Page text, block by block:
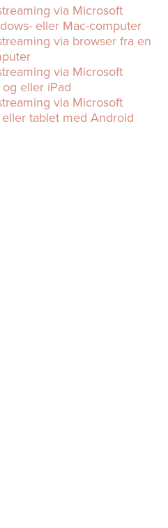
via Microsoft
eller Mac-computer
via browser fra en
via Microsoft
eller iPad
via Microsoft
tablet med Android